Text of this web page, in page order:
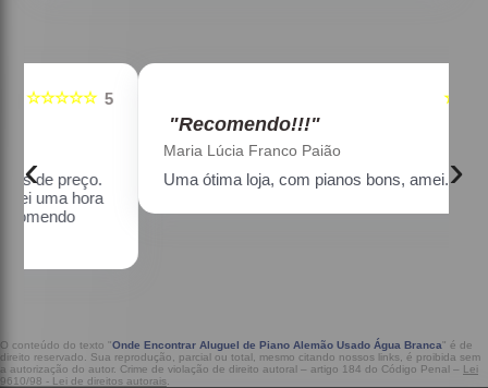
"Recomendo!!!"
Maria Lúcia Franco Paião
Uma ótima loja, com pianos bons, amei.
‹ ›
O conteúdo do texto "Onde Encontrar Aluguel de Piano Alemão Usado Água Branca" é de
direito reservado. Sua reprodução, parcial ou total, mesmo citando nossos links, é proibida sem
a autorização do autor. Crime de violação de direito autoral – artigo 184 do Código Penal – Lei
9610/98 - Lei de direitos autorais